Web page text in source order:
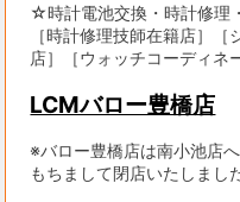
☆時計電池交換・時計修理
［時計修理技師在籍店］
店］［ウォッチコーディネ
LCMバロー豊橋店
※バロー豊橋店は南小池店
もちまして閉店いたしまし